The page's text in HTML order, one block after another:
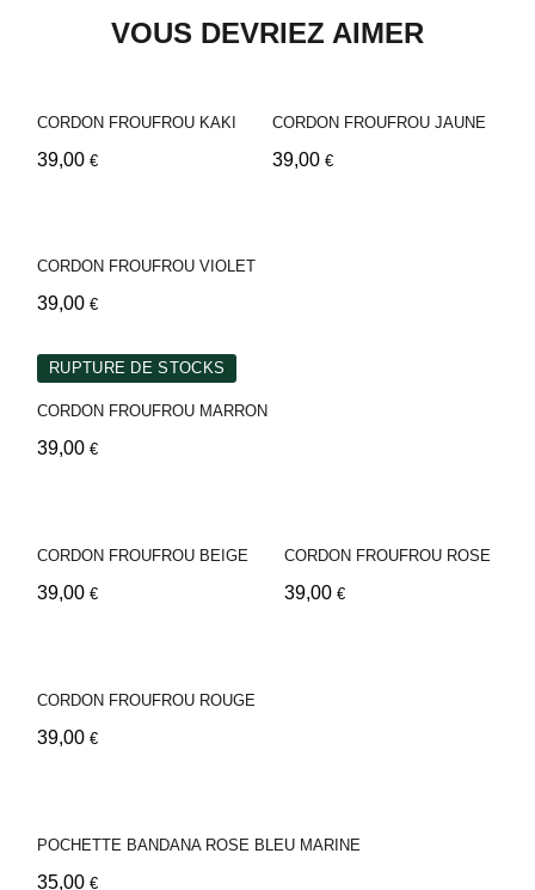
VOUS DEVRIEZ AIMER
CORDON FROUFROU KAKI
39,00 €
CORDON FROUFROU JAUNE
39,00 €
CORDON FROUFROU VIOLET
39,00 €
RUPTURE DE STOCKS
CORDON FROUFROU MARRON
39,00 €
CORDON FROUFROU BEIGE
39,00 €
CORDON FROUFROU ROSE
39,00 €
CORDON FROUFROU ROUGE
39,00 €
POCHETTE BANDANA ROSE BLEU MARINE
35,00 €